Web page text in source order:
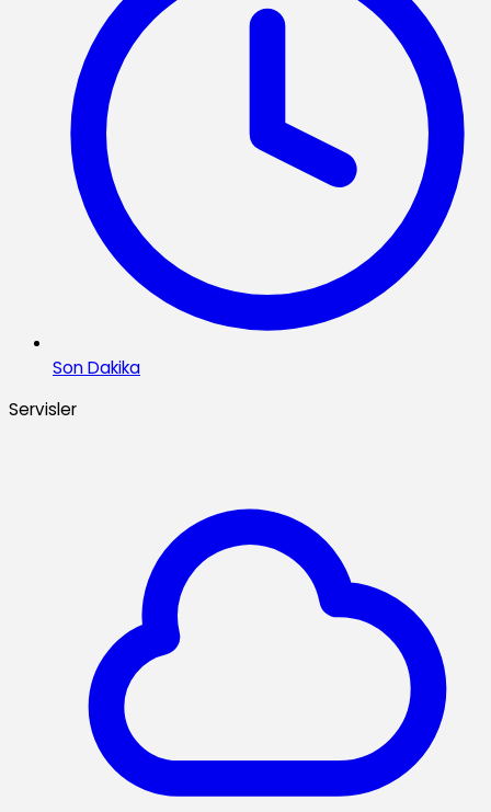
Son Dakika
Servisler